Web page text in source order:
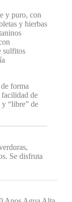
y puro, con
y hierbas
sulfitos
forma
facilidad de
“libre” de
Se disfruta